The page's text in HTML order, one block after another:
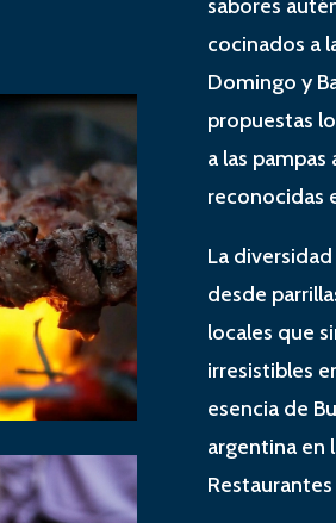
sabores
cocinados a
Domingo y
propuestas
a las
reconocidas
La
desde
locales que
irresistibles
esencia de
argentina en